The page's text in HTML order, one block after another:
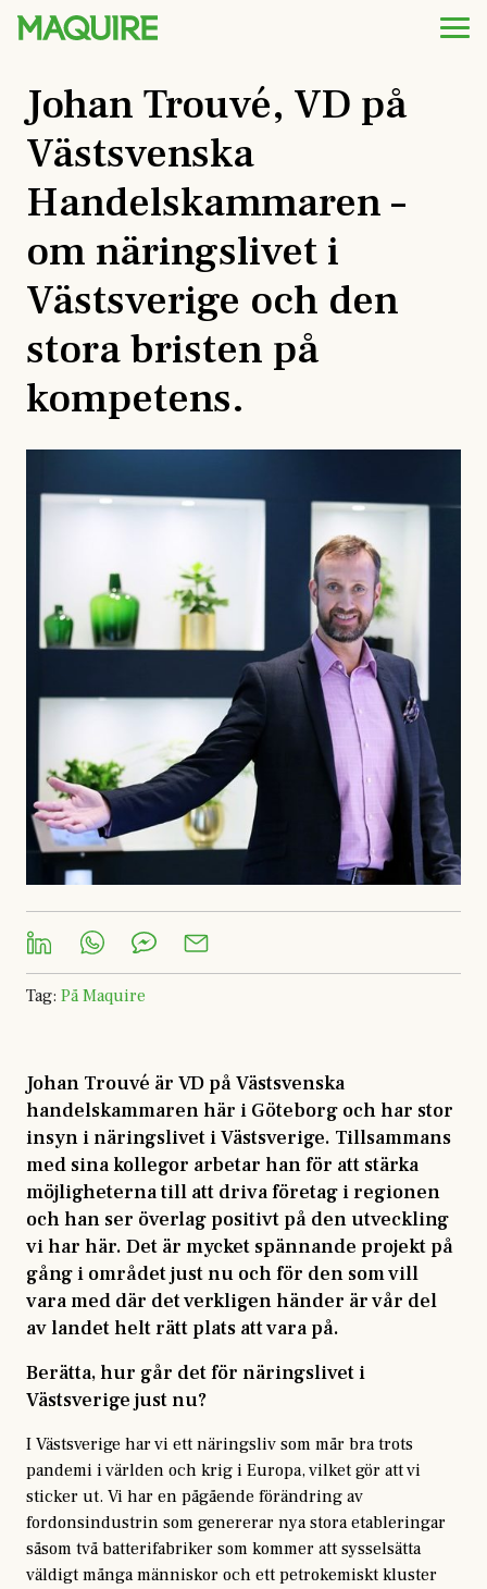
Johan Trouvé, VD på
Västsvenska
Handelskammaren –
om näringslivet i
Västsverige och den
stora bristen på
kompetens.
Tag: På Maquire
Johan Trouvé är VD på Västsvenska
handelskammaren här i Göteborg och har stor
insyn i näringslivet i Västsverige. Tillsammans
med sina kollegor arbetar han för att stärka
möjligheterna till att driva företag i regionen
och han ser överlag positivt på den utveckling
vi har här. Det är mycket spännande projekt på
gång i området just nu och för den som vill
vara med där det verkligen händer är vår del
av landet helt rätt plats att vara på.
Berätta, hur går det för näringslivet i
Västsverige just nu?
I Västsverige har vi ett näringsliv som mår bra trots
pandemi i världen och krig i Europa, vilket gör att vi
sticker ut. Vi har en pågående förändring av
fordonsindustrin som genererar nya stora etableringar
såsom två batterifabriker som kommer att sysselsätta
väldigt många människor och ett petrokemiskt kluster